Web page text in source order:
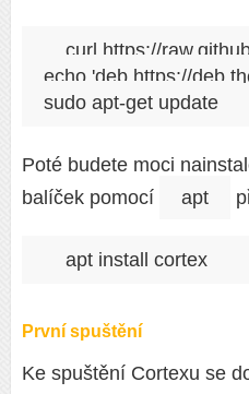
curl https://
echo 'deb https://
sudo apt-get update
Poté budete moci
balíček pomocí
apt
První spuštění
Ke spuštění Cortexu se